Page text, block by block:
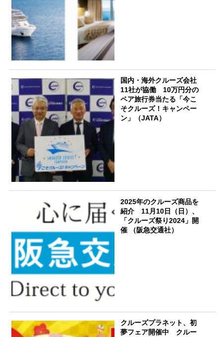
国内・海外クルーズ会社
11社が協働 10万円分の
ペア旅行券当たる「今こ
そクルーズ！キャンペー
ン」（JATA）
2025年のクルーズ商品を
紹介 11月10日（日）、
「クルーズ祭り2024」開
催 （阪急交通社）
クルーズプラネット、初
夢フェア開催中 クルー